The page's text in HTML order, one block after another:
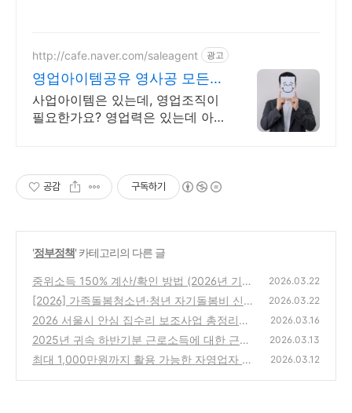
http://cafe.naver.com/saleagent 광고
영업아이템공유 영사공 모든
회원은 성공해야한다!
사업아이템은 있는데, 영업조직이
필요한가요? 영업력은 있는데 아
공감 구독하기
'정부정책' 카테고리의 다른 글
중위소득 150% 계산/확인 방법 (2026년 기준)
(0)
2026.03.22
[2026] 가족돌봄청소년·청년 자기돌봄비 신청
방법｜월 30만원(고부담 40만원) 최대 8개월
(0)
2026.03.22
2026 서울시 안심 집수리 보조사업 총정리｜
신청기간, 지원대상, 지원금, 접수방법 한눈에
보기
(0)
2026.03.16
2025년 귀속 하반기분 근로소득에 대한 근로
장려금 3월 16일까지 신청하기
(0)
2026.03.13
최대 1,000만원까지 활용 가능한 자영업자 안
2026.03.12